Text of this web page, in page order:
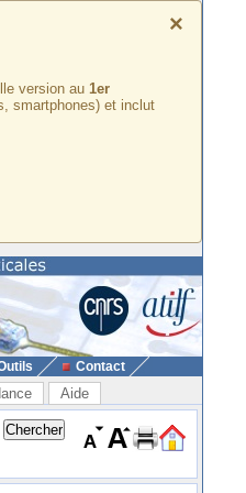
×
version au 1er
smartphones) et inclut
Contact
Aide